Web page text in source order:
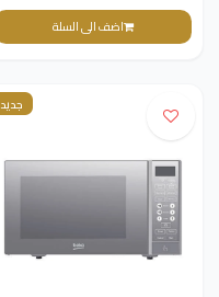
اضف الى السلة
جديد